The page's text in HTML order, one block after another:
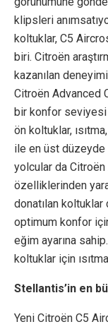
klipsleri
koltuklar, C5
biri. Citroën
kazanılan
Citroën Advanced
bir konfor seviyesi
ön koltuklar,
ile en üst düzeyde
yolcular da
özelliklerinden
donatılan
optimum konfor
eğim ayarına
koltuklar için
Stellantis’in en
Yeni Citroën C5